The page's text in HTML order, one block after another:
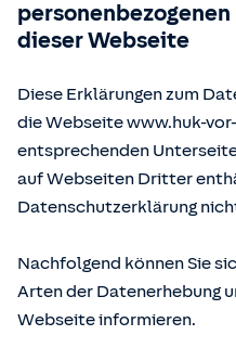
dieser Webseite
Diese Erklärungen zum
die Webseite www.huk-
entsprechenden
auf Webseiten Dritter
Datenschutzerklärung
Nachfolgend können Sie
Arten der Datenerhebung
Webseite informieren.